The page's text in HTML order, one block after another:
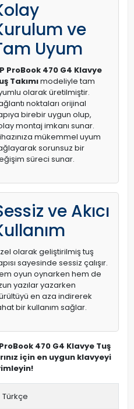
ve
Uyum
ProBook 470 G4 Klavye
Takımımodeliyle tam
olarak üretilmiştir.
noktaları orijinal
birebir uygun olup,
montaj imkanı sunar.
mükemmel uyum
sorunsuz bir
süreci sunar.
ve Akıcı
olarak geliştirilmiş tuş
sayesinde sessiz çalışır.
oyun oynarken hem de
yazılar yazarken
en aza indirerek
bir kullanım sağlar.
470 G4 Klavye Tuş
için en uygun klavyeyi
Türkçe